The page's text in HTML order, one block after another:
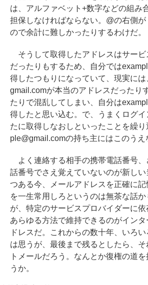
は、アルファベット+数字などの組み
担保しなければならない。@の右側
ので余計に難しかったりするわけだ。
そうして取得したアドレスはサービ
だったりもするため、自分では
得したつもりになっていて、現実に
gmail.comが本当のアドレスだったり
たりで混乱してしまい、自分は
得したと思い込む。で、うまくログ
たに取得しなおしといったことを繰
ple@gmail.comの持ち主にはこのうえ
よく連絡する相手の携帯電話番号、
話番号でさえ覚えていないのが新し
つある今、メールアドレスを正確に
を一生常用しろというのは無茶な話
が、特定のサービスプロバイダーに依
あらゆる方法で維持できるのがイン
ドレスだ。これからの数十年、いろ
は思うが、最後まで残るとしたら、
トメールだろう。なんとか復権の道
うか。